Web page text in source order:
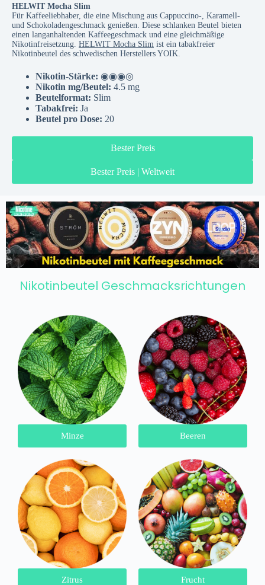
HELWIT Mocha Slim
Für Kaffeeliebhaber, die eine Mischung aus Cappuccino-, Karamell-
und Schokoladengeschmack genießen. Diese schlanken Beutel bieten
einen langanhaltenden Kaffeegeschmack und eine gleichmäßige
Nikotinfreisetzung. HELWIT Mocha Slim ist ein tabakfreier
Nikotinbeutel des schwedischen Herstellers YOIK.
Nikotin-Stärke: ◉◉◉◎
Nikotin mg/Beutel: 4.5 mg
Beutelformat: Slim
Tabakfrei: Ja
Beutel pro Dose: 20
Bester Preis
Bester Preis | Weltweit
Nikotinbeutel Geschmacksrichtungen
Minze Beeren
Zitrus Frucht